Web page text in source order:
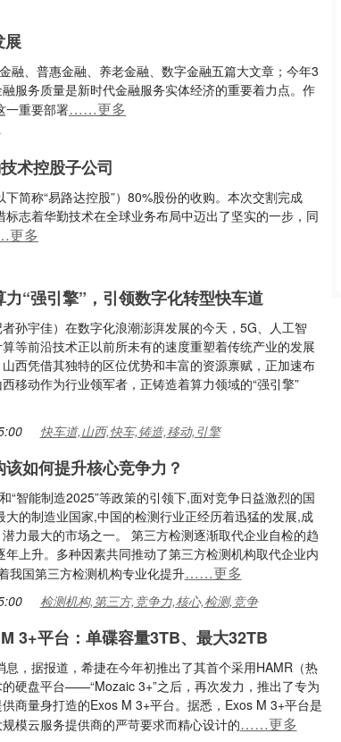
展
融、普惠金融、养老金融、数字金融五篇大文章；今年3
服务质量是新时代金融服务实体经济的重要着力点。作
一重要部署……更多
术控股子公司
简称“易路达控股”）80%股份的收购。本次交割完成
志着华勤技术在全球业务布局中迈出了坚实的一步，同
多
“强引擎”，引领数字化转型快车道
孙宇佳）在数字化浪潮澎湃发展的今天，5G、人工智
等前沿技术正以前所未有的速度重塑着传统产业的发展
西凭借其独特的区位优势和丰富的资源禀赋，正加速布
移动作为行业领军者，正铸造着算力领域的“强引擎”
快车道,山西,快车,铸造,移动,引擎
如何提升核心竞争力？
“智能制造2025”等政策的引领下,面对竞争日益激烈的国
大的制造业国家,中国的检测行业正经历着迅猛的发展,成
力最大的市场之一。 第三方检测逐渐取代企业自检的趋
年上升。多种因素共同推动了第三方检测机构取代企业内
我国第三方检测机构专业化提升……更多
检测机构,第三方,竞争力,核心,检测,竞争
3+平台：单碟容量3TB、最大32TB
，据报道，希捷在今年初推出了其首个采用HAMR（热
硬盘平台——“Mozaic 3+”之后，再次发力，推出了专为
商量身打造的Exos M 3+平台。据悉，Exos M 3+平台是
模云服务提供商的严苛要求而精心设计的……更多